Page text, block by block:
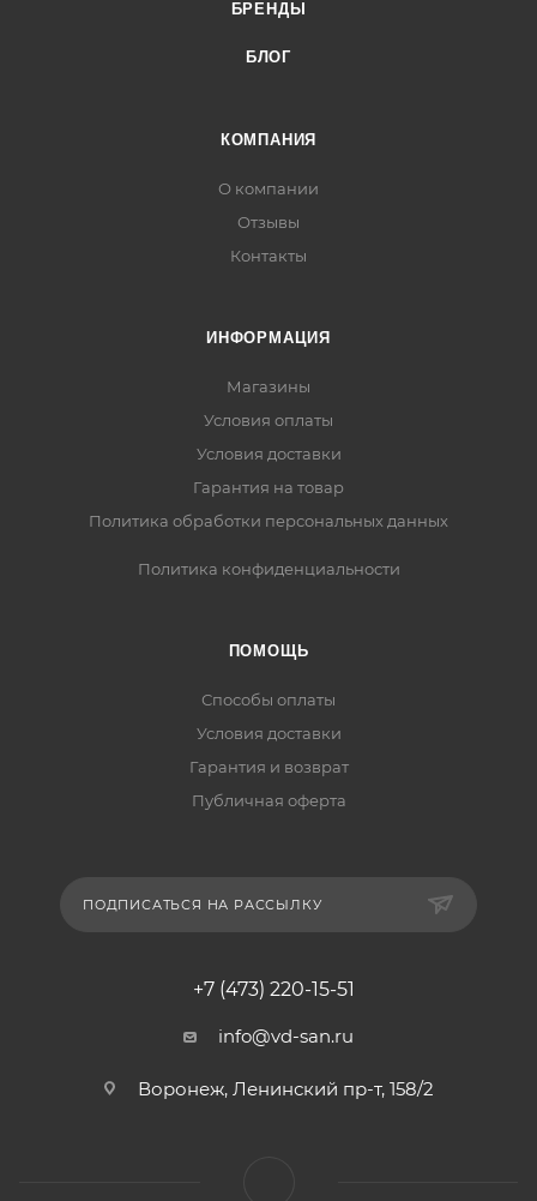
БРЕНДЫ
БЛОГ
КОМПАНИЯ
О компании
Отзывы
Контакты
ИНФОРМАЦИЯ
Магазины
Условия оплаты
Условия доставки
Гарантия на товар
Политика обработки персональных данных
Политика конфиденциальности
ПОМОЩЬ
Способы оплаты
Условия доставки
Гарантия и возврат
Публичная оферта
ПОДПИСАТЬСЯ НА РАССЫЛКУ
+7 (473) 220-15-51
info@vd-san.ru
Воронеж, Ленинский пр-т, 158/2